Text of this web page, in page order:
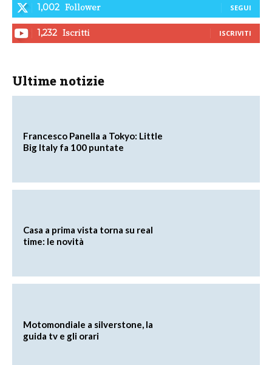
1,002 Follower SEGUI
1,232 Iscritti ISCRIVITI
Ultime notizie
Francesco Panella a Tokyo: Little
Big Italy fa 100 puntate
Casa a prima vista torna su real
time: le novità
Motomondiale a silverstone, la
guida tv e gli orari